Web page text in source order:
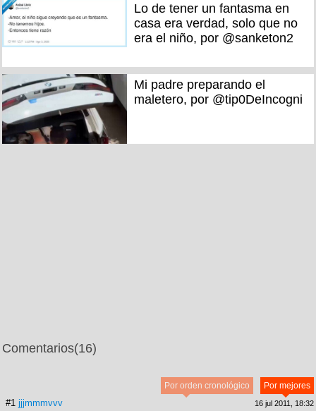
Lo de tener un fantasma en
casa era verdad, solo que no
era el niño, por @sanketon2
Mi padre preparando el
maletero, por @tip0DeIncogni
Comentarios(16)
Por mejores
Por orden cronológico
#1 jjjmmmvvv 16 jul 2011, 18:32